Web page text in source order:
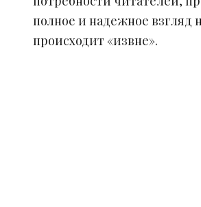
полное и надежное взгляд
происходит «извне».